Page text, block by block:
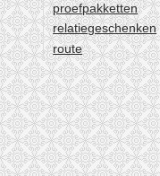
proefpakketten
relatiegeschenken
route